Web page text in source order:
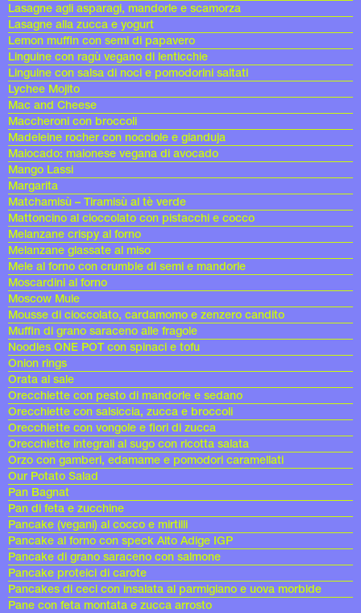
Lasagne agli asparagi, mandorle e scamorza
Lasagne alla zucca e yogurt
Lemon muffin con semi di papavero
Linguine con ragù vegano di lenticchie
Linguine con salsa di noci e pomodorini saltati
Lychee Mojito
Mac and Cheese
Maccheroni con broccoli
Madeleine rocher con nocciole e gianduja
Maiocado: maionese vegana di avocado
Mango Lassi
Margarita
Matchamisù – Tiramisù al tè verde
Mattoncino al cioccolato con pistacchi e cocco
Melanzane crispy al forno
Melanzane glassate al miso
Mele al forno con crumble di semi e mandorle
Moscardini al forno
Moscow Mule
Mousse di cioccolato, cardamomo e zenzero candito
Muffin di grano saraceno alle fragole
Noodles ONE POT con spinaci e tofu
Onion rings
Orata al sale
Orecchiette con pesto di mandorle e sedano
Orecchiette con salsiccia, zucca e broccoli
Orecchiette con vongole e fiori di zucca
Orecchiette integrali al sugo con ricotta salata
Orzo con gamberi, edamame e pomodori caramellati
Our Potato Salad
Pan Bagnat
Pan di feta e zucchine
Pancake (vegani) al cocco e mirtilli
Pancake al forno con speck Alto Adige IGP
Pancake di grano saraceno con salmone
Pancake proteici di carote
Pancakes di ceci con insalata al parmigiano e uova morbide
Pane con feta montata e zucca arrosto